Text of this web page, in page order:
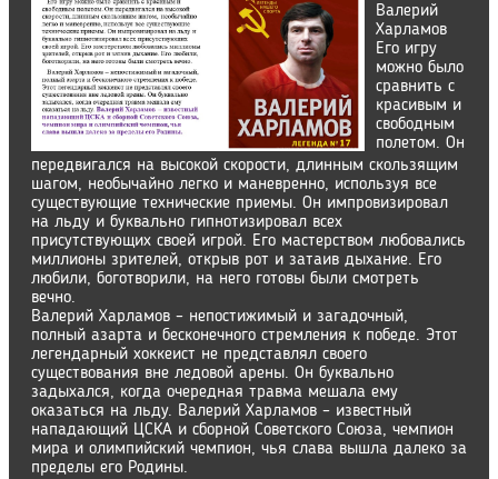
Валерий
Харламов
Его игру
можно было
сравнить с
красивым и
свободным
полетом. Он
передвигался на высокой скорости, длинным скользящим
шагом, необычайно легко и маневренно, используя все
существующие технические приемы. Он импровизировал
на льду и буквально гипнотизировал всех
присутствующих своей игрой. Его мастерством любовались
миллионы зрителей, открыв рот и затаив дыхание. Его
любили, боготворили, на него готовы были смотреть
вечно.
Валерий Харламов – непостижимый и загадочный,
полный азарта и бесконечного стремления к победе. Этот
легендарный хоккеист не представлял своего
существования вне ледовой арены. Он буквально
задыхался, когда очередная травма мешала ему
оказаться на льду. Валерий Харламов – известный
нападающий ЦСКА и сборной Советского Союза, чемпион
мира и олимпийский чемпион, чья слава вышла далеко за
пределы его Родины.